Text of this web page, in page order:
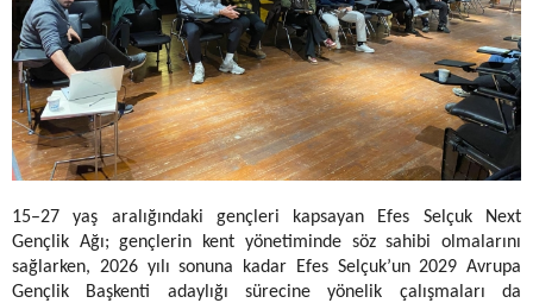
15–27 yaş aralığındaki gençleri kapsayan Efes Selçuk Next
Gençlik Ağı; gençlerin kent yönetiminde söz sahibi olmalarını
sağlarken, 2026 yılı sonuna kadar Efes Selçuk’un 2029 Avrupa
Gençlik Başkenti adaylığı sürecine yönelik çalışmaları da